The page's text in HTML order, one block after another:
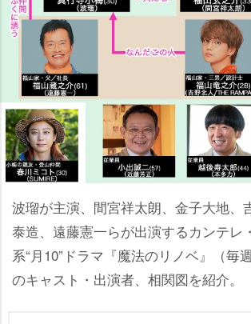
波瑠が主演、間宮祥太朗、金子大地、
泰造、遠藤憲一らが出演するカンテレ
系“月10”ドラマ『魔法のリノベ』（毎
のキャスト・出演者、相関図を紹介。